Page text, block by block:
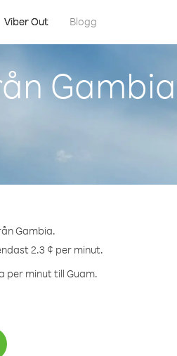
Viber Out Blogg
Gambia
Gambia.
2.3 ¢ per minut.
per minut till Guam.